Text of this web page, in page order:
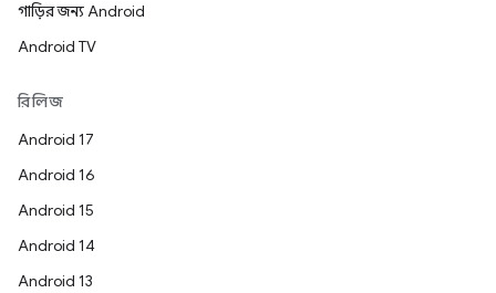
গাড়ির জন্য Android
Android TV
রিলিজ
Android 17
Android 16
Android 15
Android 14
Android 13